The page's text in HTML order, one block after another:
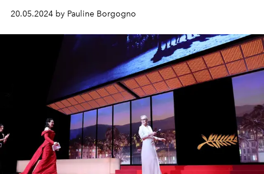
servant une part de tarte ou en rangeant ses couverts.
20.05.2024 by Pauline Borgogno